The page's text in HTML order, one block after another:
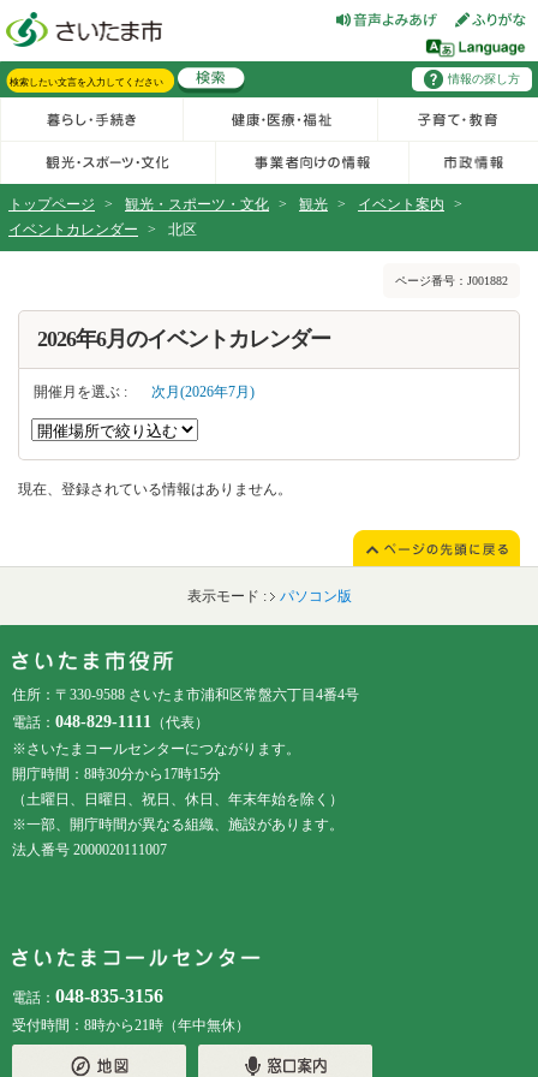
情報の探し方
トップページ > 観光・スポーツ・文化 > 観光 > イベント案内
>
イベントカレンダー
> 北区
ページ番号：J001882
2026年6月のイベントカレンダー
開催月を選ぶ : 次月(2026年7月)
現在、登録されている情報はありません。
表示モード : パソコン版
住所：〒330-9588 さいたま市浦和区常盤六丁目4番4号
電話： 048-829-1111 （代表）
※さいたまコールセンターにつながります。
開庁時間：8時30分から17時15分
（土曜日、日曜日、祝日、休日、年末年始を除く）
※一部、開庁時間が異なる組織、施設があります。
法人番号 2000020111007
電話： 048-835-3156
受付時間：8時から21時（年中無休）